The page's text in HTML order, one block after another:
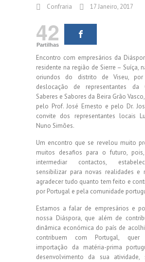
Confraria 17 Janeiro, 2017
42
Partilhas
Encontro com empresários da
residente na região de Sierre – Suíça,
oriundos do distrito de Viseu,
deslocação de representantes da
Saberes e Sabores da Beira Grão
pelo Prof. José Ernesto e pelo Dr.
convite dos representantes locais
Nuno Simões.
Um encontro que se revelou muito
muitos desafios para o futuro,
intermediar contactos,
sensibilizar para novas realidades e
agradecer tudo quanto tem feito e
por Portugal e pela comunidade
Estamos a falar de empresários e
nossa Diáspora, que além de
dinâmica económica do país de
contribuem com Portugal,
importação da matéria-prima
desenvolvimento da sua atividade,